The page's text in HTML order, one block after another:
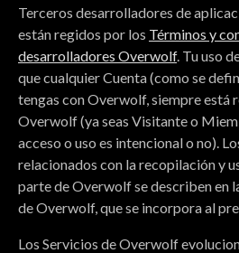
Terceros desarrolladores de
están regidos por los Términos y
desarrolladores Overwolf. Tu uso
que cualquier Cuenta (como se
tengas con Overwolf, siempre está
Overwolf (ya seas Visitante o
acceso o uso es intencional o no).
relacionados con la recopilación y
parte de Overwolf se describen en
de Overwolf, que se incorpora al
Los Servicios de Overwolf